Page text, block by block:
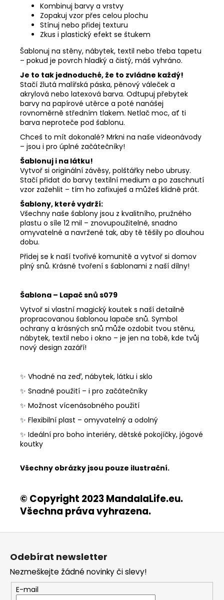
Kombinuj barvy a vrstvy
Zopakuj vzor přes celou plochu
Stínuj nebo přidej texturu
Zkus i plastický efekt se štukem
Šablonuj na stěny, nábytek, textil nebo třeba tapetu
– pokud je povrch hladký a čistý, máš vyhráno.
Je to tak jednoduché, že to zvládne každý!
Stačí žlutá malířská páska, pěnový váleček a
akrylová nebo latexová barva. Odtupuj přebytek
barvy na papírové utěrce a poté nanášej
rovnoměrně středním tlakem. Netlač moc, ať ti
barva neproteče pod šablonu.
Chceš to mít dokonalé? Mrkni na naše videonávody
– jsou i pro úplné začátečníky!
Šablonuj i na látku!
Vytvoř si originální závěsy, polštářky nebo ubrusy.
Stačí přidat do barvy textilní medium a po zaschnutí
vzor zažehlit – tím ho zafixuješ a můžeš klidně prát.
Šablony, které vydrží:
Všechny naše šablony jsou z kvalitního, pružného
plastu o síle 12 mil – znovupoužitelné, snadno
omyvatelné a navržené tak, aby tě těšily po dlouhou
dobu.
Přidej se k naší tvořivé komunitě a vytvoř si domov
plný snů. Krásné tvoření s šablonami z naší dílny!
Šablona – Lapač snů s079
Vytvoř si vlastní magický koutek s naší detailně
propracovanou šablonou lapače snů. Symbol
ochrany a krásných snů může ozdobit tvou stěnu,
nábytek, textil nebo i okno – je jen na tobě, kde tvůj
nový design zazáří!
✨ Vhodné na zeď, nábytek, látku i sklo
✨ Snadné použití – i pro začátečníky
✨ Možnost vícenásobného použití
✨ Flexibilní plast – omyvatelný a odolný
✨ Ideální pro boho interiéry, dětské pokojíčky, jógové
koutky
Všechny obrázky jsou pouze ilustrační.
© Copyright 2023 MandalaLife.eu.
Všechna práva vyhrazena.
Z
Odebírat newsletter
Nezmeškejte žádné novinky či slevy!
E-mail